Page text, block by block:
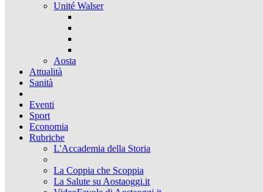
Unité Walser
Aosta
Attualità
Sanità
Eventi
Sport
Economia
Rubriche
L'Accademia della Storia
La Coppia che Scoppia
La Salute su Aostaoggi.it